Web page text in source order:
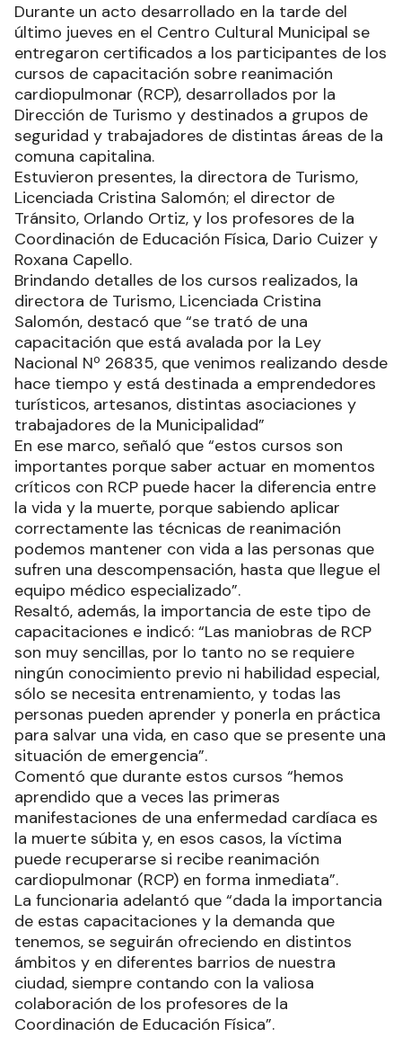
Durante un acto desarrollado en la tarde del
último jueves en el Centro Cultural Municipal se
entregaron certificados a los participantes de los
cursos de capacitación sobre reanimación
cardiopulmonar (RCP), desarrollados por la
Dirección de Turismo y destinados a grupos de
seguridad y trabajadores de distintas áreas de la
comuna capitalina.
Estuvieron presentes, la directora de Turismo,
Licenciada Cristina Salomón; el director de
Tránsito, Orlando Ortiz, y los profesores de la
Coordinación de Educación Física, Dario Cuizer y
Roxana Capello.
Brindando detalles de los cursos realizados, la
directora de Turismo, Licenciada Cristina
Salomón, destacó que “se trató de una
capacitación que está avalada por la Ley
Nacional Nº 26835, que venimos realizando desde
hace tiempo y está destinada a emprendedores
turísticos, artesanos, distintas asociaciones y
trabajadores de la Municipalidad”
En ese marco, señaló que “estos cursos son
importantes porque saber actuar en momentos
críticos con RCP puede hacer la diferencia entre
la vida y la muerte, porque sabiendo aplicar
correctamente las técnicas de reanimación
podemos mantener con vida a las personas que
sufren una descompensación, hasta que llegue el
equipo médico especializado”.
Resaltó, además, la importancia de este tipo de
capacitaciones e indicó: “Las maniobras de RCP
son muy sencillas, por lo tanto no se requiere
ningún conocimiento previo ni habilidad especial,
sólo se necesita entrenamiento, y todas las
personas pueden aprender y ponerla en práctica
para salvar una vida, en caso que se presente una
situación de emergencia”.
Comentó que durante estos cursos “hemos
aprendido que a veces las primeras
manifestaciones de una enfermedad cardíaca es
la muerte súbita y, en esos casos, la víctima
puede recuperarse si recibe reanimación
cardiopulmonar (RCP) en forma inmediata”.
La funcionaria adelantó que “dada la importancia
de estas capacitaciones y la demanda que
tenemos, se seguirán ofreciendo en distintos
ámbitos y en diferentes barrios de nuestra
ciudad, siempre contando con la valiosa
colaboración de los profesores de la
Coordinación de Educación Física”.